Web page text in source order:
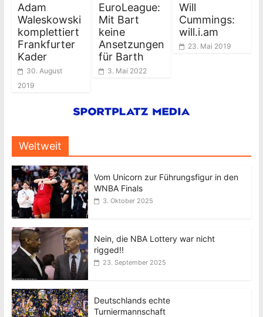
Adam
Waleskowski
komplettiert
Frankfurter
Kader
30. August
2019
EuroLeague:
Mit Bart
keine
Ansetzungen
für Barth
3. Mai 2022
Will
Cummings:
will.i.am
23. Mai 2019
Weltweit
Vom Unicorn zur Führungsfigur in den
WNBA Finals
3. Oktober 2025
Nein, die NBA Lottery war nicht
rigged!!
23. September 2025
Deutschlands echte
Turniermannschaft